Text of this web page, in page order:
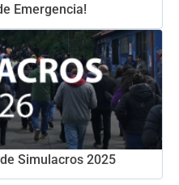
Emergencia!
Simulacros 2025